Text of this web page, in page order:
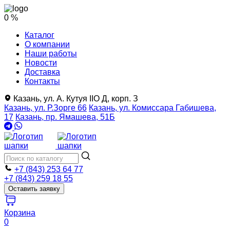
0 %
Каталог
О компании
Наши работы
Новости
Доставка
Контакты
Казань, ул. А. Кутуя IIO Д, корп. З
Казань, ул. Р.Зорге 66 Казань, ул. Комиссара Габишева,
17 Казань, пр. Ямашева, 51Б
+7 (843) 253 64 77
+7 (843) 259 18 55
Оставить заявку
Корзина
0